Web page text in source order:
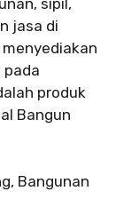
jasa di
pada
produk
Bangun
Bangunan